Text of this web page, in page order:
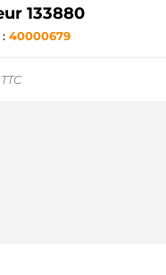
133880
40000679